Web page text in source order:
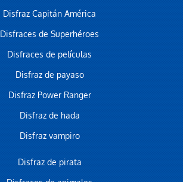
Disfraz Capitán América
Disfraces de Superhéroes
Disfraces de películas
Disfraz de payaso
Disfraz Power Ranger
Disfraz de hada
Disfraz vampiro
Disfraz de pirata